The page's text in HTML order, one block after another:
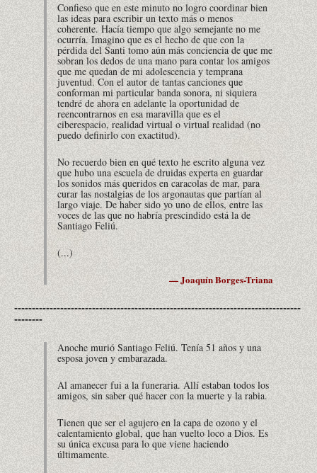
Confieso que en este minuto no logro coordinar bien
las ideas para escribir un texto más o menos
coherente. Hacía tiempo que algo semejante no me
ocurría. Imagino que es el hecho de que con la
pérdida del Santi tomo aún más conciencia de que me
sobran los dedos de una mano para contar los amigos
que me quedan de mi adolescencia y temprana
juventud. Con el autor de tantas canciones que
conforman mi particular banda sonora, ni siquiera
tendré de ahora en adelante la oportunidad de
reencontrarnos en esa maravilla que es el
ciberespacio, realidad virtual o virtual realidad (no
puedo definirlo con exactitud).
No recuerdo bien en qué texto he escrito alguna vez
que hubo una escuela de druidas experta en guardar
los sonidos más queridos en caracolas de mar, para
curar las nostalgias de los argonautas que partían al
largo viaje. De haber sido yo uno de ellos, entre las
voces de las que no habría prescindido está la de
Santiago Feliú.
(...)
— Joaquín Borges-Triana
---------------------------------------------------------------------------------
--------
Anoche murió Santiago Feliú. Tenía 51 años y una
esposa joven y embarazada.
Al amanecer fui a la funeraria. Allí estaban todos los
amigos, sin saber qué hacer con la muerte y la rabia.
Tienen que ser el agujero en la capa de ozono y el
calentamiento global, que han vuelto loco a Dios. Es
su única excusa para lo que viene haciendo
últimamente.